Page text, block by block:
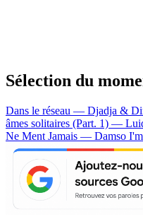
Sélection du
Dans le réseau — Djadja &
âmes solitaires (Part. 1) —
Ne Ment Jamais — Damso